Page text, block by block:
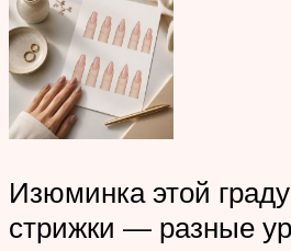
Изюминка этой
стрижки — разные